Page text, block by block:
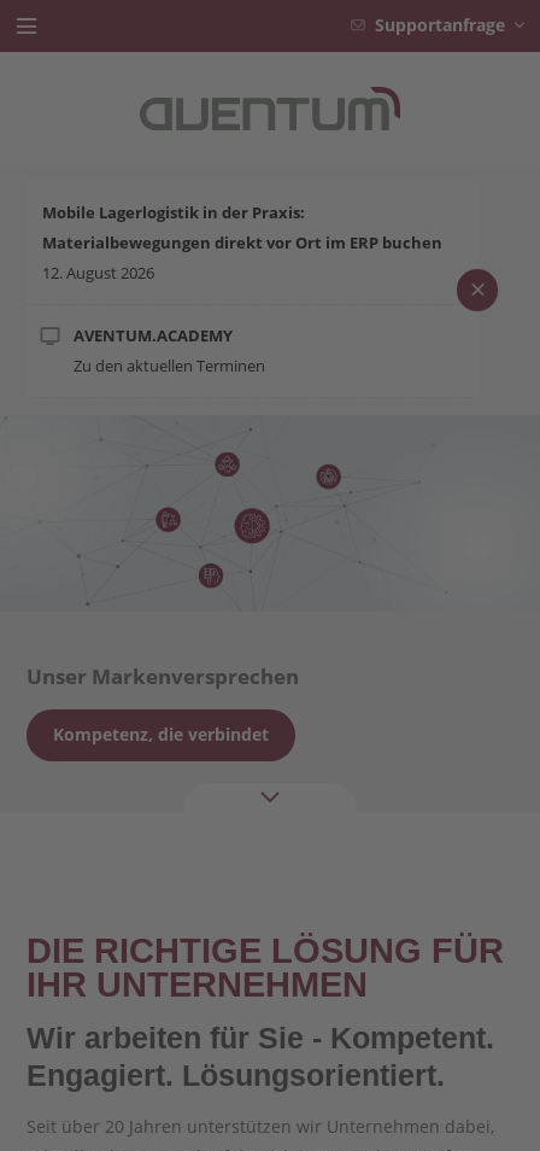
AVENTUM.ACADEMY
Karriere
Service
Supportanfrage
Mobile Lagerlogistik in der Praxis:
Materialbewegungen direkt vor Ort im ERP buchen
12. August 2026
AVENTUM.ACADEMY
Zu den aktuellen Terminen
Unser Markenversprechen
Kompetenz, die verbindet
DIE RICHTIGE LÖSUNG FÜR
IHR UNTERNEHMEN
Wir arbeiten für Sie - Kompetent.
Engagiert. Lösungsorientiert.
Seit über 20 Jahren unterstützen wir Unternehmen dabei,